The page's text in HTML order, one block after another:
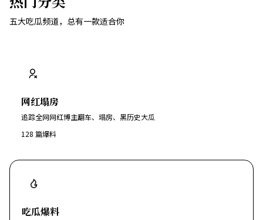
五大吃瓜频道，总有一款适合你
网红塌房
追踪全网网红博主翻车、塌房、黑历史大瓜
128 篇爆料
吃瓜爆料